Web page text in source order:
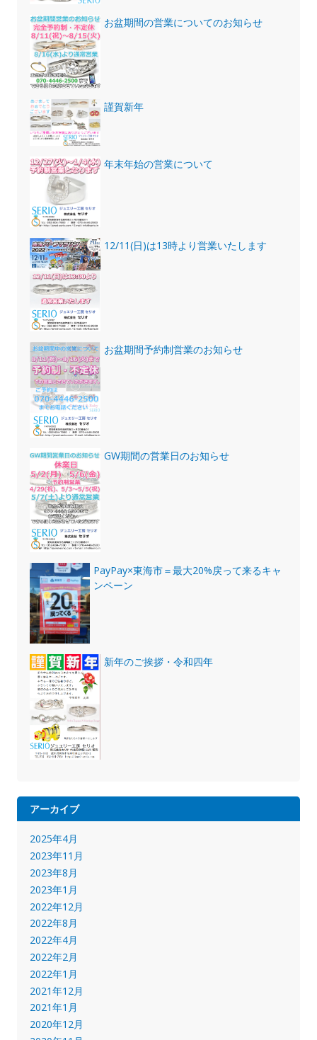
お盆期間の営業についてのお知らせ
謹賀新年
年末年始の営業について
12/11(日)は13時より営業いたします
お盆期間予約制営業のお知らせ
GW期間の営業日のお知らせ
PayPay×東海市＝最大20%戻って来るキャ
ンペーン
新年のご挨拶・令和四年
アーカイブ
2025年4月
2023年11月
2023年8月
2023年1月
2022年12月
2022年8月
2022年4月
2022年2月
2022年1月
2021年12月
2021年1月
2020年12月